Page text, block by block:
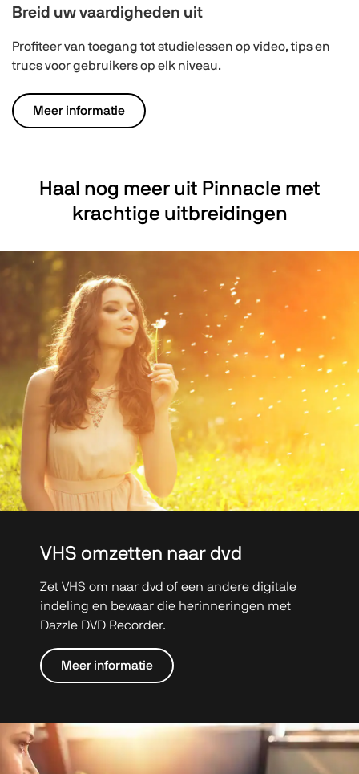
Breid uw vaardigheden uit
Profiteer van toegang tot studielessen op video, tips en
trucs voor gebruikers op elk niveau.
Meer informatie
Haal nog meer uit Pinnacle met
krachtige uitbreidingen
VHS omzetten naar dvd
Zet VHS om naar dvd of een andere digitale
indeling en bewaar die herinneringen met
Dazzle DVD Recorder.
Meer informatie